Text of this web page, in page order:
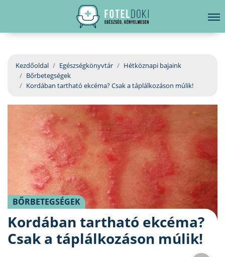
EGÉSZSÉGKÖNYVTÁR
BETEGSÉGKALAUZ
ÜGYELETKERESŐ
ORVOS VÁLASZOL
ORVOSKERESŐ
hirdetés
Kezdőoldal Egészségkönyvtár
Hétköznapi bajaink
Bőrbetegségek
Kordában tartható ekcéma? Csak a táplálkozáson múlik!
BŐRBETEGSÉGEK
Kordában tartható ekcéma?
Csak a táplálkozáson múlik!